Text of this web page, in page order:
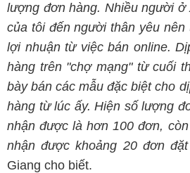
lượng đơn hàng. Nhiều người ở
của tôi đến người thân yêu nên
lợi nhuận từ việc bán online.
hàng trên "chợ mạng" từ cuối
bày bán các mẫu đặc biệt cho
hàng từ lúc ấy. Hiện số lượng
nhận được là hơn 100 đơn,
nhận được khoảng 20 đơn đặt
Giang cho biết.